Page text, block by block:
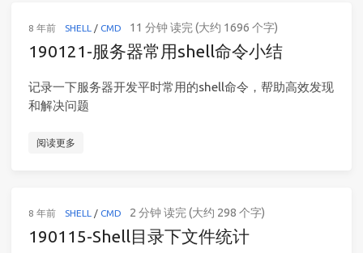
8 年前 SHELL / CMD 11 分钟 读完 (大约 1696 个字)
190121-服务器常用shell命令小结
记录一下服务器开发平时常用的shell命令，帮助高效发现
和解决问题
阅读更多
8 年前 SHELL / CMD 2 分钟 读完 (大约 298 个字)
190115-Shell目录下文件统计